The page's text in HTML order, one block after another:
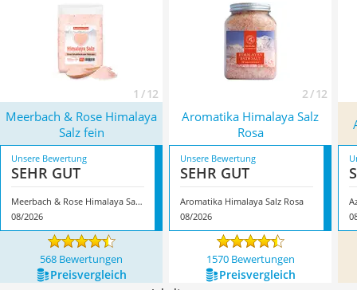
mit seinen Eigenschaften.
1 / 12 2 / 12
Meerbach & Rose Himalaya
Salz fein
Aromatika Himalaya Salz
Rosa
Unsere Bewertung
SEHR GUT
Meerbach & Rose Himalaya Salz fein
08/2026
Unsere Bewertung
SEHR GUT
Aromatika Himalaya Salz Rosa
08/2026
568 Bewertungen 1570 Bewertungen
Preis­vergleich Preis­vergleich